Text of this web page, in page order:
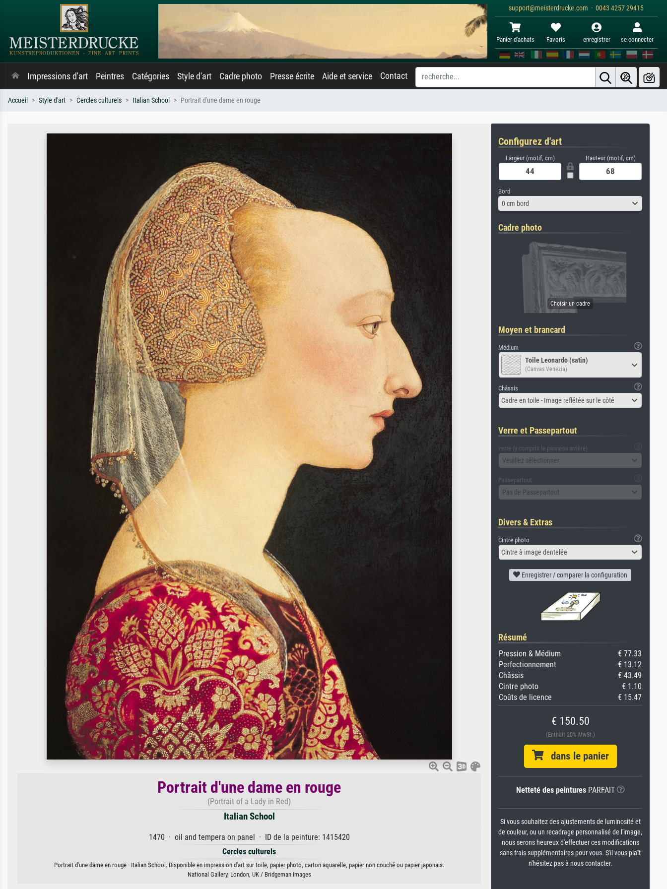
support@meisterdrucke.com · 0043 4257 29415
Panier d'achats Favoris enregistrer se connecter
Impressions d'art Peintres Catégories Style d'art Cadre photo Presse écrite Aide et service Contact
Accueil Style d'art Cercles culturels Italian School Portrait d'une dame en rouge
Portrait d'une dame en rouge
(Portrait of a Lady in Red)
Italian School
1470 · oil and tempera on panel · ID de la peinture: 1415420
Cercles culturels
Portrait d'une dame en rouge · Italian School. Disponible en impression d'art sur toile, papier photo, carton aquarelle, papier non couché ou papier japonais.
National Gallery, London, UK / Bridgeman Images
Configurez d'art
Largeur (motif, cm) Hauteur (motif, cm)
Bord
0 cm bord
Cadre photo
Moyen et brancard
Médium
Toile Leonardo (satin)
(Canvas Venezia)
Châssis
Cadre en toile - Image reflétée sur le côté
Verre et Passepartout
verre (y compris le panneau arrière)
Veuillez sélectionner
Passepartout
Pas de Passepartout
Divers & Extras
Cintre photo
Cintre à image dentelée
Enregistrer / comparer la configuration
Résumé
Pression & Médium
€ 77.33
Perfectionnement
€ 13.12
Châssis
€ 43.49
Cintre photo
€ 1.10
Coûts de licence
€ 15.47
€ 150.50
(Enthält 20% MwSt.)
dans le panier
Netteté des peinturesPARFAIT
Si vous souhaitez des ajustements de luminosité et
de couleur, ou un recadrage personnalisé de l'image,
nous serons heureux d'effectuer ces modifications
sans frais supplémentaires pour vous. S'il vous plaît
n'hésitez pas à nous contacter.